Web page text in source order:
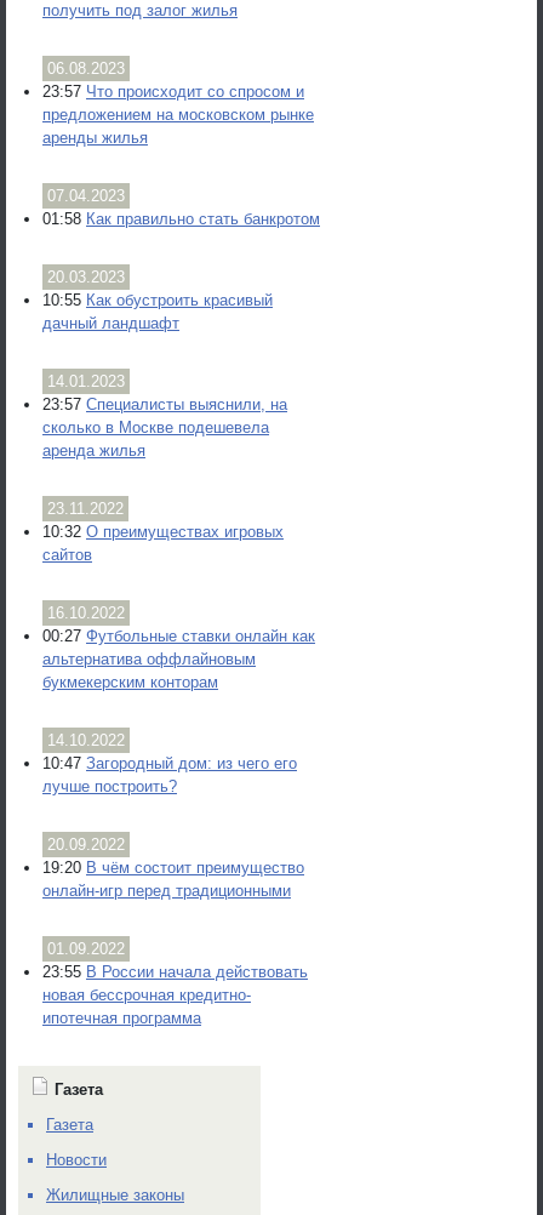
получить под залог жилья
06.08.2023
23:57 Что происходит со спросом и
предложением на московском рынке
аренды жилья
07.04.2023
01:58 Как правильно стать банкротом
20.03.2023
10:55 Как обустроить красивый
дачный ландшафт
14.01.2023
23:57 Специалисты выяснили, на
сколько в Москве подешевела
аренда жилья
23.11.2022
10:32 О преимуществах игровых
сайтов
16.10.2022
00:27 Футбольные ставки онлайн как
альтернатива оффлайновым
букмекерским конторам
14.10.2022
10:47 Загородный дом: из чего его
лучше построить?
20.09.2022
19:20 В чём состоит преимущество
онлайн-игр перед традиционными
01.09.2022
23:55 В России начала действовать
новая бессрочная кредитно-
ипотечная программа
Газета
Газета
Новости
Жилищные законы